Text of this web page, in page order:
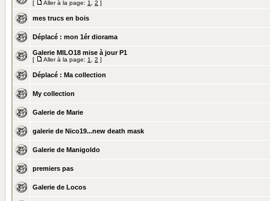
[ Aller à la page: 1 2 ]
mes trucs en bois
Déplacé : mon 1ér diorama
Galerie MILO18 mise à jour P1
[ Aller à la page: 1 2 ]
Déplacé : Ma collection
My collection
Galerie de Marie
galerie de Nico19...new death mask
Galerie de Manigoldo
premiers pas
Galerie de Locos